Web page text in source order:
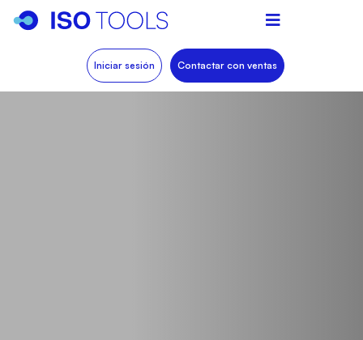
Iniciar sesión Contactar con ventas